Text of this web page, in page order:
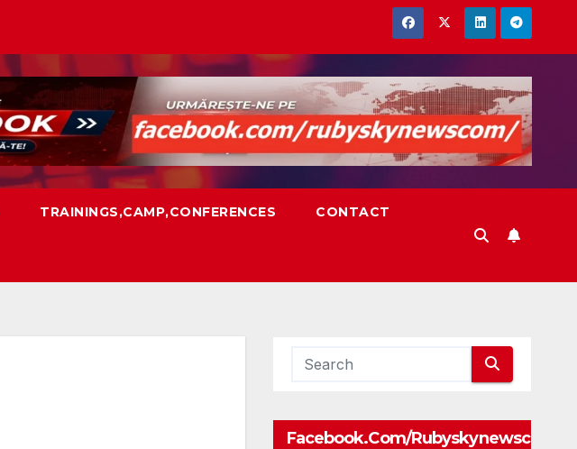
TRAININGS,CAMP,CONFERENCES CONTACT
Facebook.com/rubyskynewscom